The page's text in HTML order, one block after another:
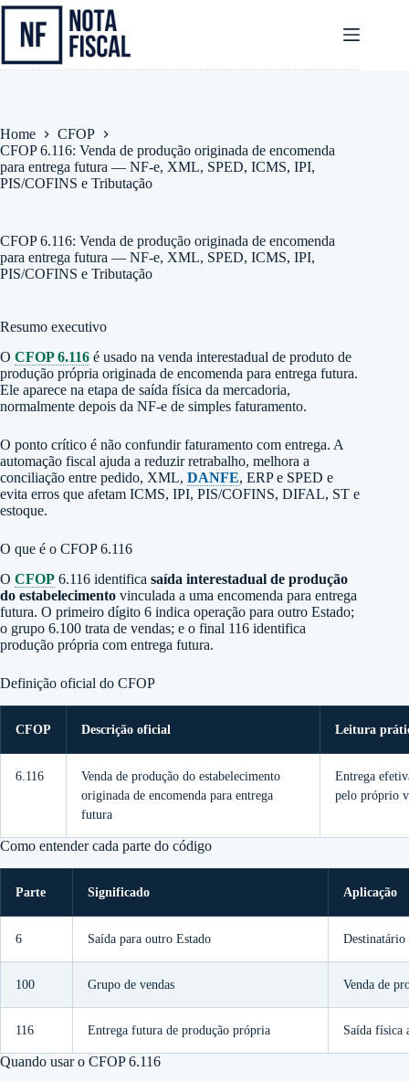
Pular
para
Home
CFOP
CFOP 6.116: Venda de produção originada de encomenda
para entrega futura — NF-e, XML, SPED, ICMS, IPI,
PIS/COFINS e Tributação
CFOP 6.116: Venda de produção originada de encomenda
para entrega futura — NF-e, XML, SPED, ICMS, IPI,
PIS/COFINS e Tributação
Resumo executivo
O CFOP 6.116 é usado na venda interestadual de produto de
produção própria originada de encomenda para entrega futura.
Ele aparece na etapa de saída física da mercadoria,
normalmente depois da NF-e de simples faturamento.
O ponto crítico é não confundir faturamento com entrega. A
automação fiscal ajuda a reduzir retrabalho, melhora a
conciliação entre pedido, XML, DANFE, ERP e SPED e
evita erros que afetam ICMS, IPI, PIS/COFINS, DIFAL, ST e
estoque.
O que é o CFOP 6.116
O CFOP 6.116 identifica saída interestadual de produção
do estabelecimento vinculada a uma encomenda para entrega
futura. O primeiro dígito 6 indica operação para outro Estado;
o grupo 6.100 trata de vendas; e o final 116 identifica
produção própria com entrega futura.
Definição oficial do CFOP
CFOP Descrição oficial Leitura
6.116
Venda de produção do estabelecimento
originada de encomenda para entrega
futura
Entrega
pelo próprio
Como entender cada parte do código
Parte Significado Aplicação
6 Saída para outro Estado
100 Grupo de vendas Venda de
116 Entrega futura de produção própria Saída física
Quando usar o CFOP 6.116